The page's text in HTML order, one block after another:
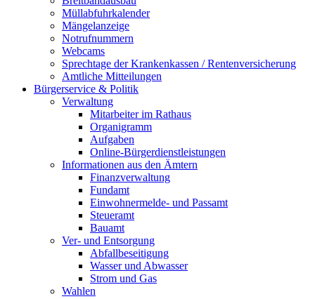
Müllabfuhrkalender
Mängelanzeige
Notrufnummern
Webcams
Sprechtage der Krankenkassen / Rentenversicherung
Amtliche Mitteilungen
Bürgerservice & Politik
Verwaltung
Mitarbeiter im Rathaus
Organigramm
Aufgaben
Online-Bürgerdienstleistungen
Informationen aus den Ämtern
Finanzverwaltung
Fundamt
Einwohnermelde- und Passamt
Steueramt
Bauamt
Ver- und Entsorgung
Abfallbeseitigung
Wasser und Abwasser
Strom und Gas
Wahlen